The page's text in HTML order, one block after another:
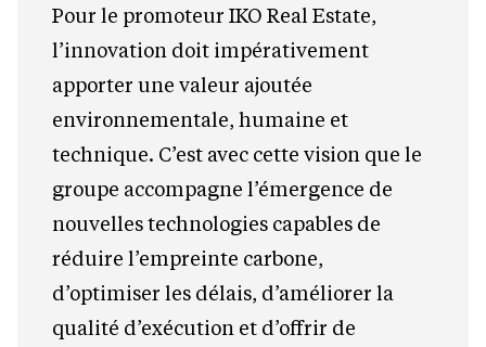
Pour le promoteur IKO Real Estate,
l’innovation doit impérativement
apporter une valeur ajoutée
environnementale, humaine et
technique. C’est avec cette vision que le
groupe accompagne l’émergence de
nouvelles technologies capables de
réduire l’empreinte carbone,
d’optimiser les délais, d’améliorer la
qualité d’exécution et d’offrir de